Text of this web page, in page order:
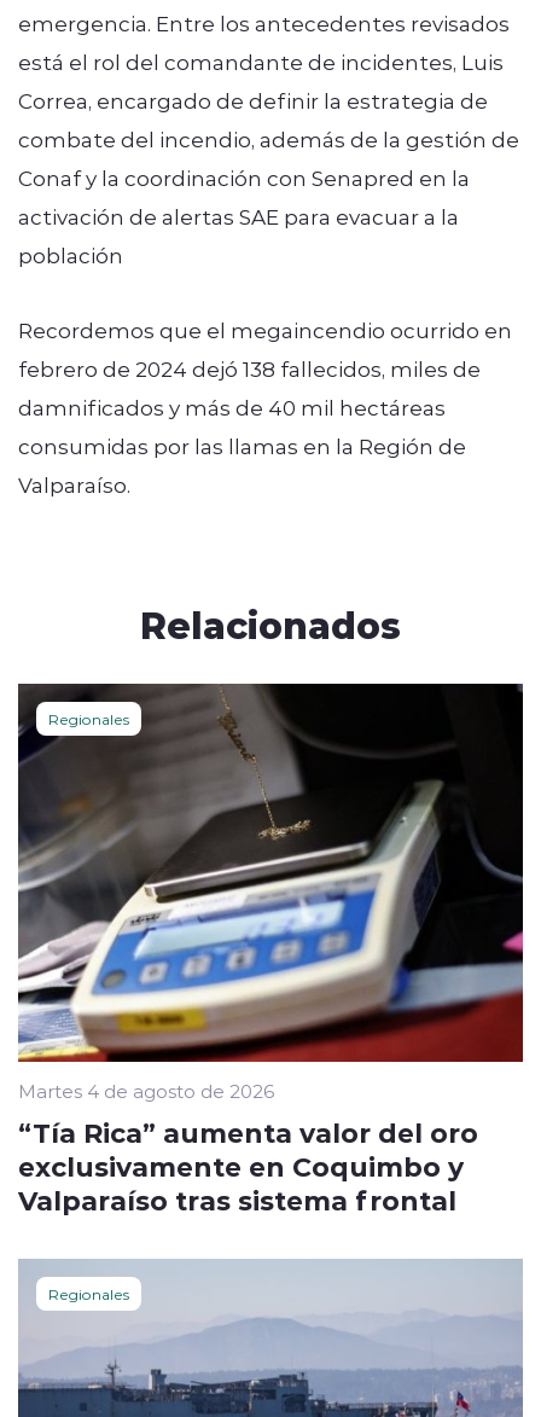
emergencia. Entre los antecedentes revisados
está el rol del comandante de incidentes, Luis
Correa, encargado de definir la estrategia de
combate del incendio, además de la gestión de
Conaf y la coordinación con Senapred en la
activación de alertas SAE para evacuar a la
población
Recordemos que el megaincendio ocurrido en
febrero de 2024 dejó 138 fallecidos, miles de
damnificados y más de 40 mil hectáreas
consumidas por las llamas en la Región de
Valparaíso.
Relacionados
Regionales
Martes 4 de agosto de 2026
“Tía Rica” aumenta valor del oro
exclusivamente en Coquimbo y
Valparaíso tras sistema frontal
Regionales